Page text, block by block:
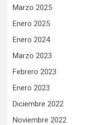
Marzo 2025
Enero 2025
Enero 2024
Marzo 2023
Febrero 2023
Enero 2023
Diciembre 2022
Noviembre 2022